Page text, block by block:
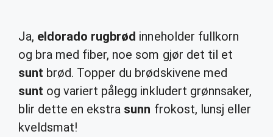
Ja, eldorado rugbrød inneholder fullkorn
og bra med fiber, noe som gjør det til et
sunt brød. Topper du brødskivene med
sunt og variert pålegg inkludert grønnsaker,
blir dette en ekstra sunn frokost, lunsj eller
kveldsmat!